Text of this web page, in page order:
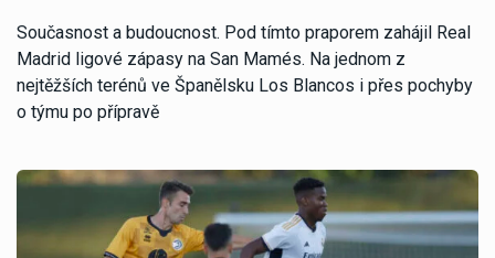
Současnost a budoucnost. Pod tímto praporem zahájil Real
Madrid ligové zápasy na San Mamés. Na jednom z
nejtěžších terénů ve Španělsku Los Blancos i přes pochyby
o týmu po přípravě